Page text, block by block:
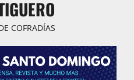
COFRADÍAS